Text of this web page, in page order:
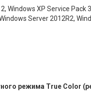
Windows XP Service Pack 3
Server 2012R2,
режима True Color